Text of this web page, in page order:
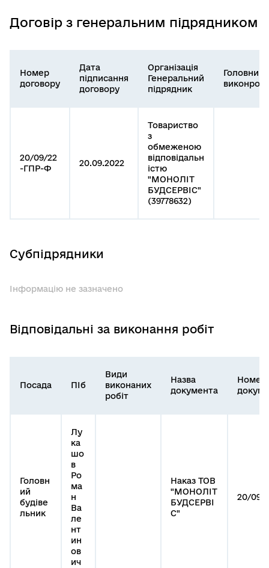
Договір з генеральним підрядником
Номер
договору
Дата
підписання
договору
Організація
Генеральний
підрядник
Головний
виконроб
20/09/22
-ГПР-Ф
20.09.2022
Товариство
з
обмеженою
відповідальн
істю
"МОНОЛІТ
БУДСЕРВІС"
(39778632)
Субпідрядники
Інформацію не зазначено
Відповідальні за виконання робіт
Посада ПІб
Види
виконаних
робіт
Назва
документа
Номер
Головн
ий
будіве
льник
Лу
ка
шо
в
Ро
ма
н
Ва
ле
нт
ин
ов
ич
Наказ ТОВ
"МОНОЛІТ
БУДСЕРВІ
С"
20/09-